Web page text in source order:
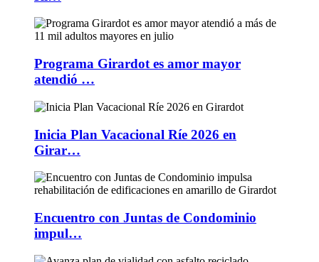
Programa Girardot es amor mayor
atendió …
Inicia Plan Vacacional Ríe 2026 en
Girar…
Encuentro con Juntas de Condominio
impul…